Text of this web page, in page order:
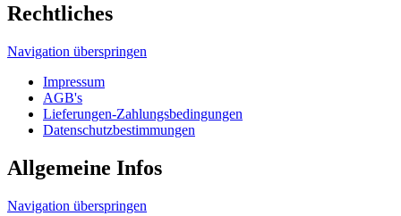
Allgemeine Infos
Navigation überspringen
Wir über uns
Tragetaschen und Umwelt
Tragetaschen Verpackungsgesetz
Produktsicherheitsgesetz
HDPE, MDPE, LDPE und LDPE DKT
Unser Tragetaschenmarkt Werbetaschen-Blog